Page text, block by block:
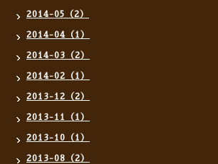
2014-05（2）
2014-04（1）
2014-03（2）
2014-02（1）
2013-12（2）
2013-11（1）
2013-10（1）
2013-08（2）